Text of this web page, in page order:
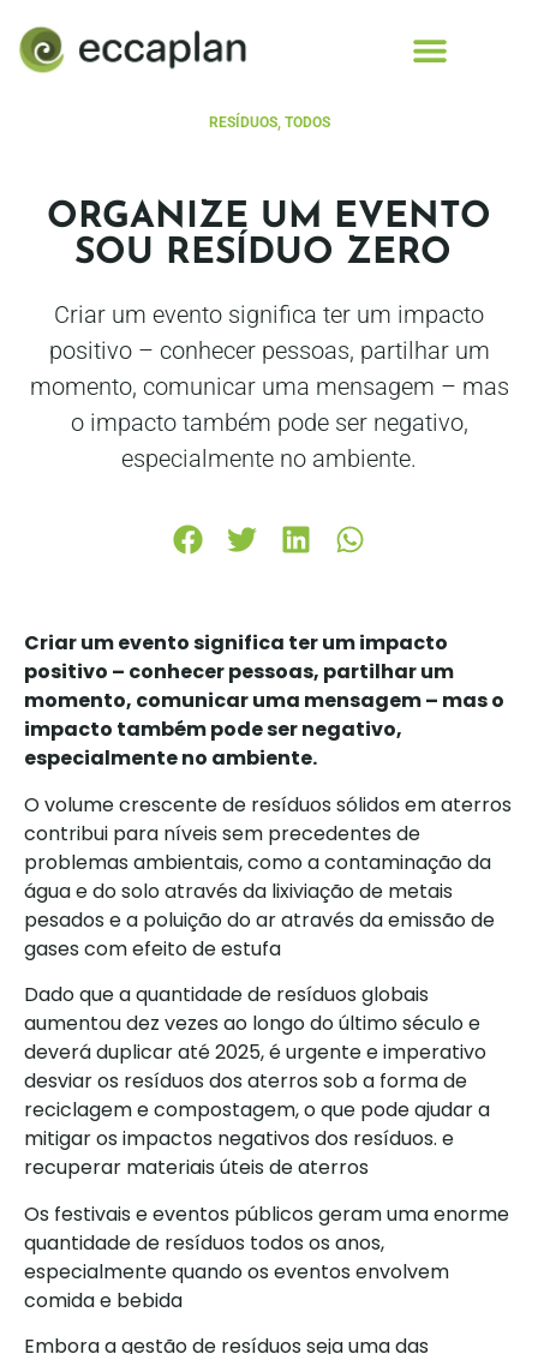
RESÍDUOS, TODOS
ORGANIZE UM EVENTO
SOU RESÍDUO ZERO
Criar um evento significa ter um impacto
positivo – conhecer pessoas, partilhar um
momento, comunicar uma mensagem – mas
o impacto também pode ser negativo,
especialmente no ambiente.
Criar um evento significa ter um impacto
positivo – conhecer pessoas, partilhar um
momento, comunicar uma mensagem – mas o
impacto também pode ser negativo,
especialmente no ambiente.
O volume crescente de resíduos sólidos em aterros
contribui para níveis sem precedentes de
problemas ambientais, como a contaminação da
água e do solo através da lixiviação de metais
pesados e a poluição do ar através da emissão de
gases com efeito de estufa
Dado que a quantidade de resíduos globais
aumentou dez vezes ao longo do último século e
deverá duplicar até 2025, é urgente e imperativo
desviar os resíduos dos aterros sob a forma de
reciclagem e compostagem, o que pode ajudar a
mitigar os impactos negativos dos resíduos. e
recuperar materiais úteis de aterros
Os festivais e eventos públicos geram uma enorme
quantidade de resíduos todos os anos,
especialmente quando os eventos envolvem
comida e bebida
Embora a gestão de resíduos seja uma das